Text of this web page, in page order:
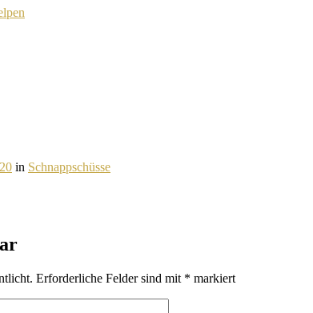
in Schnappschüsse
Erforderliche Felder sind mit * markiert